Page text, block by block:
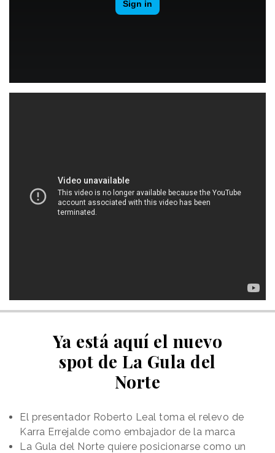
Ya está aquí el nuevo
spot de La Gula del
Norte
El presentador Roberto Leal toma el relevo de
Karra Errejalde como embajador de la marca
La Gula del Norte quiere posicionarse como un